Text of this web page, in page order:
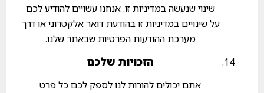
שינוי שנעשה במדיניות זו. אנחנו עשויים להודיע לכם
על שינויים במדיניות זו בהודעת דואר אלקטרוני או דרך
מערכת ההודעות הפרטיות שבאתר שלנו.
הזכויות שלכם
אתם יכולים להורות לנו לספק לכם כל פרט